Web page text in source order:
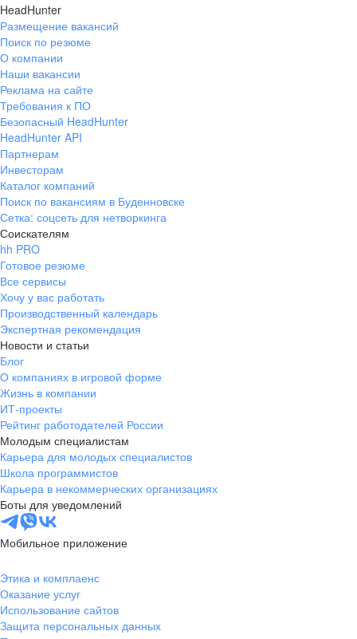
Пенза
Пермь
Петрозаводск
Псков
Ростов-на-Дону
Рязань
Самара
Саратов
Якутск
Южно-Сахалинск
Владикавказ
Смоленск
Ставрополь
Тамбов
Казань
Тверь
Томск
Кызыл
Тула
Тюмень
Ижевск
Ульяновск
Уфа
Хабаровск
Абакан
Челябинск
Грозный
Чебоксары
Ярославль
Киев
HeadHunter
Размещение вакансий
Поиск по резюме
О компании
Наши вакансии
Реклама на сайте
Требования к ПО
Безопасный HeadHunter
HeadHunter API
Партнерам
Инвесторам
Каталог компаний
Поиск по вакансиям в Буденновске
Сетка: соцсеть для нетворкинга
Соискателям
hh PRO
Готовое резюме
Все сервисы
Хочу у вас работать
Производственный календарь
Экспертная рекомендация
Новости и статьи
Блог
О компаниях в игровой форме
Жизнь в компании
ИТ-проекты
Рейтинг работодателей России
Молодым специалистам
Карьера для молодых специалистов
Школа программистов
Карьера в некоммерческих организациях
Боты для уведомлений
Мобильное приложение
Этика и комплаенс
Оказание услуг
Использование сайтов
Защита персональных данных